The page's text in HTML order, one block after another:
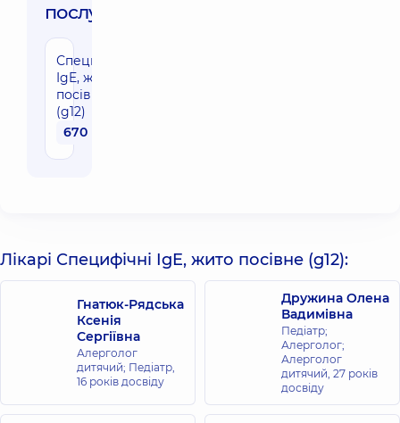
послуги:
Специфічні
IgE, жито
посівне
(g12)
670 грн
Лікарі Специфічні IgE, жито посівне (g12):
Гнатюк-Рядська
Ксенія
Сергіївна
Алерголог
дитячий; Педіатр,
16 років досвіду
Дружина Олена
Вадимівна
Педіатр;
Алерголог;
Алерголог
дитячий, 27 років
досвіду